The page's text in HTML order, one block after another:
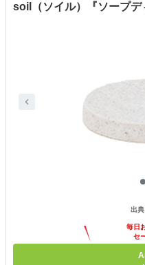
soil（ソイル）『ソープデ
出典
毎日
セ